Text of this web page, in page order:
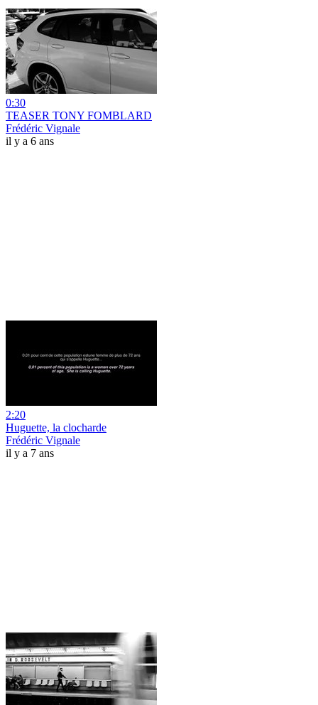
0:30
TEASER TONY FOMBLARD
Frédéric Vignale
il y a 6 ans
2:20
Huguette, la clocharde
Frédéric Vignale
il y a 7 ans